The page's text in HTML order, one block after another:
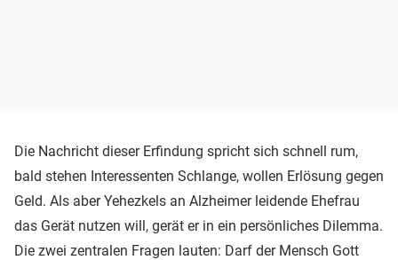
Die Nachricht dieser Erfindung spricht sich schnell rum,
bald stehen Interessenten Schlange, wollen Erlösung gegen
Geld. Als aber Yehezkels an Alzheimer leidende Ehefrau
das Gerät nutzen will, gerät er in ein persönliches Dilemma.
Die zwei zentralen Fragen lauten: Darf der Mensch Gott